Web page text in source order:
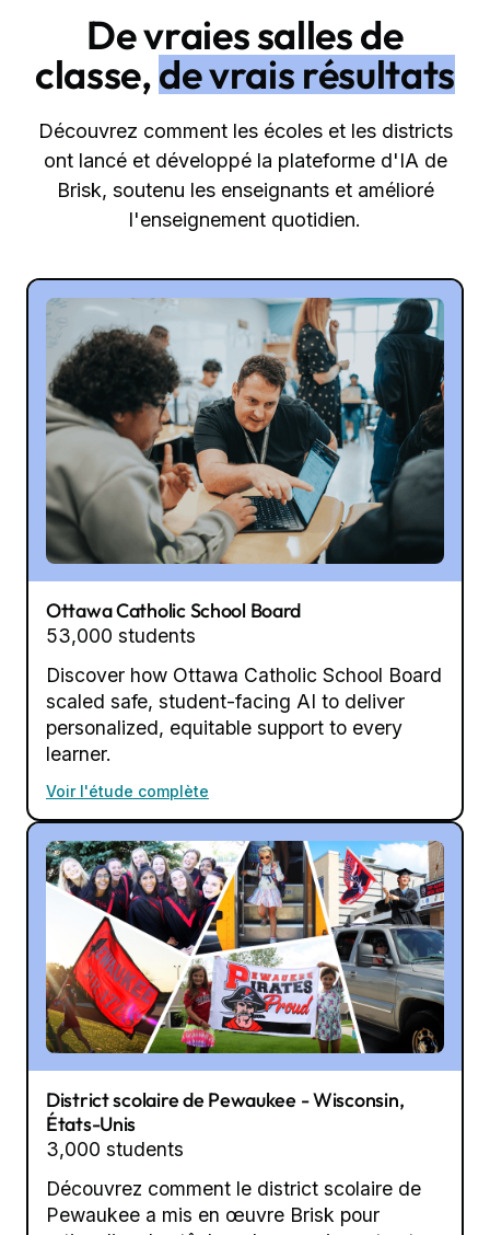
De vraies salles de
classe,de vrais résultats
Découvrez comment les écoles et les districts
ont lancé et développé la plateforme d'IA de
Brisk, soutenu les enseignants et amélioré
l'enseignement quotidien.
Ottawa Catholic School Board
53,000 students
Discover how Ottawa Catholic School Board
scaled safe, student-facing AI to deliver
personalized, equitable support to every
learner.
Voir l'étude complète
District scolaire de Pewaukee - Wisconsin,
États-Unis
3,000 students
Découvrez comment le district scolaire de
Pewaukee a mis en œuvre Brisk pour